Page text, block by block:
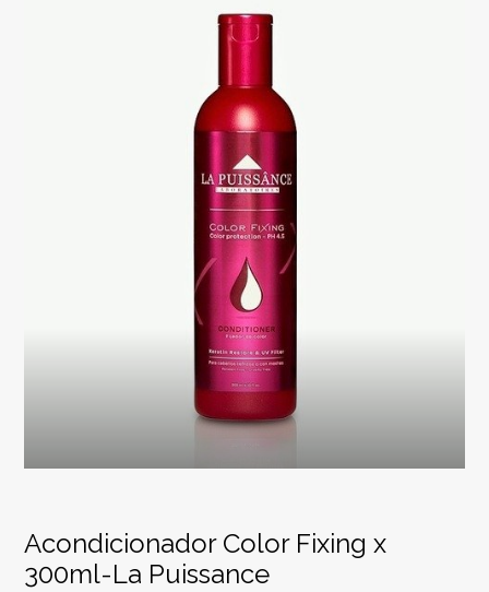
Acondicionador Color Fixing x
300ml-La Puissance